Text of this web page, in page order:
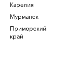
Карелия
Мурманск
Приморский
край